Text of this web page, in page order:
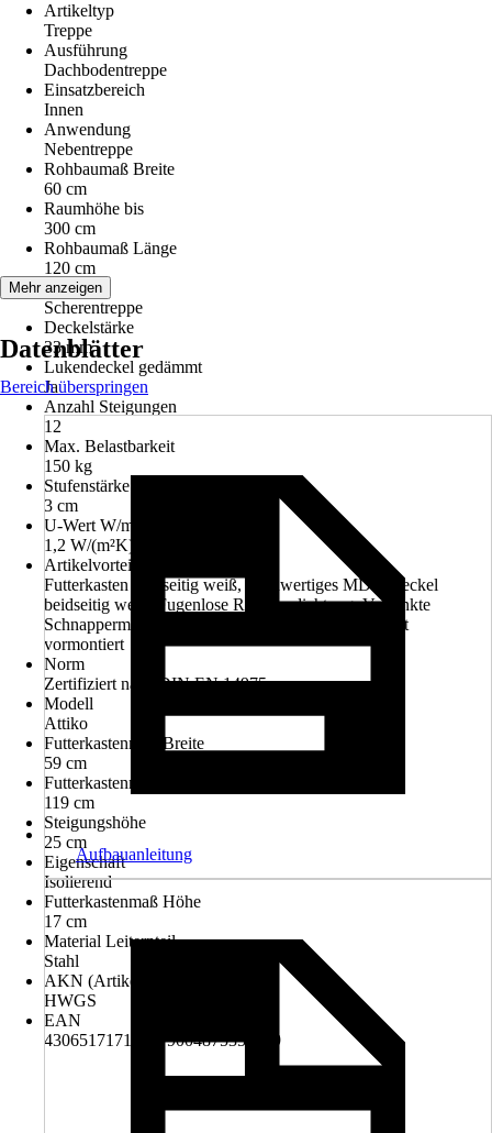
Artikeltyp
Treppe
Ausführung
Dachbodentreppe
Einsatzbereich
Innen
Anwendung
Nebentreppe
Rohbaumaß Breite
60 cm
Raumhöhe bis
300 cm
Rohbaumaß Länge
120 cm
Variante
Scherentreppe
Deckelstärke
33 mm
Lukendeckel gedämmt
Ja
Anzahl Steigungen
12
Max. Belastbarkeit
150 kg
Stufenstärke
3 cm
U-Wert W/m²K
1,2 W/(m²K)
Artikelvorteil
Futterkasten beidseitig weiß, hochwertiges MDF, Deckel
beidseitig weiß, Fugenlose Rundumdichtung, Versenkte
Schnappermulde,Stabiler Metallschnapper, Komplett
vormontiert
Norm
Zertifiziert nach DIN EN 14975
Modell
Attiko
Futterkastenmaß Breite
59 cm
Futterkastenmaß Länge
119 cm
Steigungshöhe
25 cm
Eigenschaft
Isolierend
Futterkastenmaß Höhe
17 cm
Material Leiternteil
Stahl
AKN (Artikelkurznummer)
HWGS
EAN
4306517171537, 9004875352739
Mehr anzeigen
Datenblätter
Bereich überspringen
Aufbauanleitung